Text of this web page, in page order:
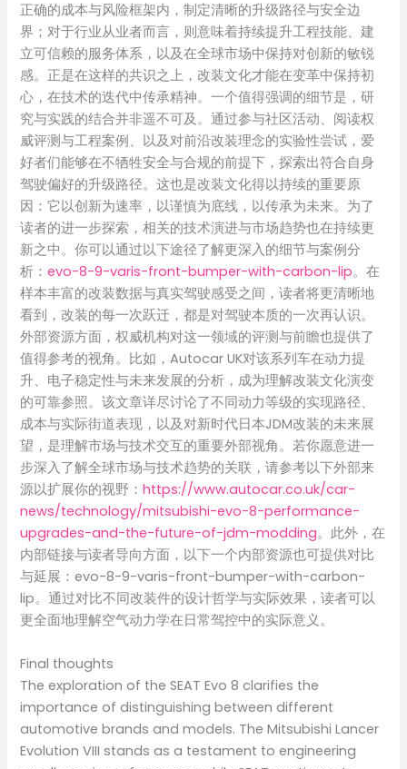
正确的成本与风险框架内，制定清晰的升级路径与安全边
界；对于行业从业者而言，则意味着持续提升工程技能、建
立可信赖的服务体系，以及在全球市场中保持对创新的敏锐
感。正是在这样的共识之上，改装文化才能在变革中保持初
心，在技术的迭代中传承精神。一个值得强调的细节是，研
究与实践的结合并非遥不可及。通过参与社区活动、阅读权
威评测与工程案例、以及对前沿改装理念的实验性尝试，爱
好者们能够在不牺牲安全与合规的前提下，探索出符合自身
驾驶偏好的升级路径。这也是改装文化得以持续的重要原
因：它以创新为速率，以谨慎为底线，以传承为未来。为了
读者的进一步探索，相关的技术演进与市场趋势也在持续更
新之中。你可以通过以下途径了解更深入的细节与案例分
析：evo-8-9-varis-front-bumper-with-carbon-lip。在
样本丰富的改装数据与真实驾驶感受之间，读者将更清晰地
看到，改装的每一次跃迁，都是对驾驶本质的一次再认识。
外部资源方面，权威机构对这一领域的评测与前瞻也提供了
值得参考的视角。比如，Autocar UK对该系列车在动力提
升、电子稳定性与未来发展的分析，成为理解改装文化演变
的可靠参照。该文章详尽讨论了不同动力等级的实现路径、
成本与实际街道表现，以及对新时代日本JDM改装的未来展
望，是理解市场与技术交互的重要外部视角。若你愿意进一
步深入了解全球市场与技术趋势的关联，请参考以下外部来
源以扩展你的视野：https://www.autocar.co.uk/car-
news/technology/mitsubishi-evo-8-performance-
upgrades-and-the-future-of-jdm-modding。此外，在
内部链接与读者导向方面，以下一个内部资源也可提供对比
与延展：evo-8-9-varis-front-bumper-with-carbon-
lip。通过对比不同改装件的设计哲学与实际效果，读者可以
更全面地理解空气动力学在日常驾控中的实际意义。
Final thoughts
The exploration of the SEAT Evo 8 clarifies the
importance of distinguishing between different
automotive brands and models. The Mitsubishi Lancer
Evolution VIII stands as a testament to engineering